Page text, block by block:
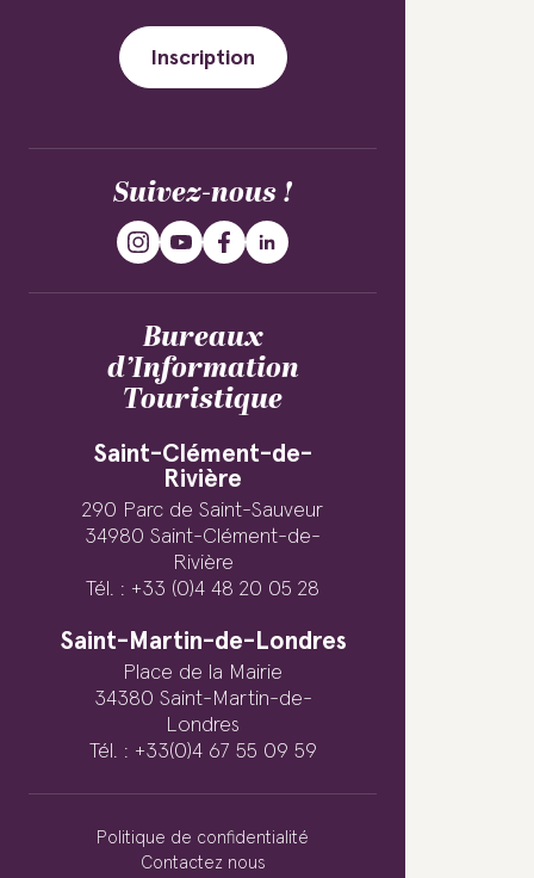
Inscription
Suivez-nous !
Bureaux
d’Information
Touristique
Saint-Clément-de-
Rivière
290 Parc de Saint-Sauveur
34980 Saint-Clément-de-
Rivière
Tél. : +33 (0)4 48 20 05 28
Saint-Martin-de-Londres
Place de la Mairie
34380 Saint-Martin-de-
Londres
Tél. : +33(0)4 67 55 09 59
Politique de confidentialité
Contactez nous